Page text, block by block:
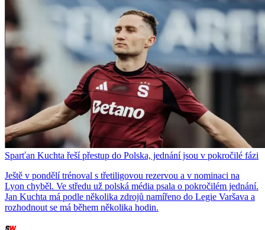
Sparťan Kuchta řeší přestup do Polska, jednání jsou v pokročilé fázi
Ještě v pondělí trénoval s třetiligovou rezervou a v nominaci na
Lyon chyběl. Ve středu už polská média psala o pokročilém jednání.
Jan Kuchta má podle několika zdrojů namířeno do Legie Varšava a
rozhodnout se má během několika hodin.